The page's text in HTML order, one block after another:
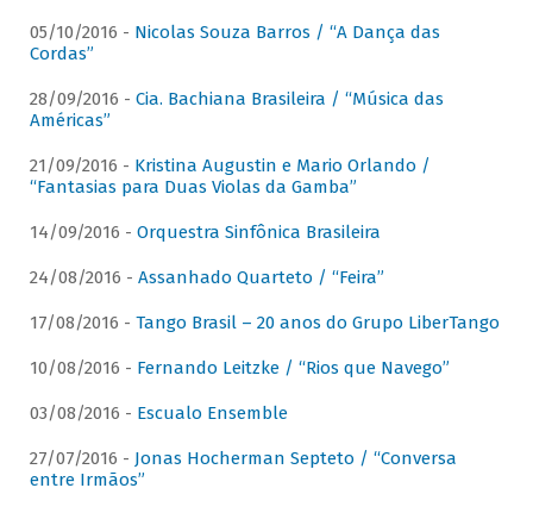
05/10/2016 - Nicolas Souza Barros / “A Dança das
Cordas”
28/09/2016 - Cia. Bachiana Brasileira / “Música das
Américas”
21/09/2016 - Kristina Augustin e Mario Orlando /
“Fantasias para Duas Violas da Gamba”
14/09/2016 - Orquestra Sinfônica Brasileira
24/08/2016 - Assanhado Quarteto / “Feira”
17/08/2016 - Tango Brasil – 20 anos do Grupo LiberTango
10/08/2016 - Fernando Leitzke / “Rios que Navego”
03/08/2016 - Escualo Ensemble
27/07/2016 - Jonas Hocherman Septeto / “Conversa
entre Irmãos”